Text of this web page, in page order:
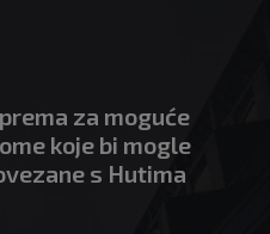
za moguće
koje bi mogle
s Hutima